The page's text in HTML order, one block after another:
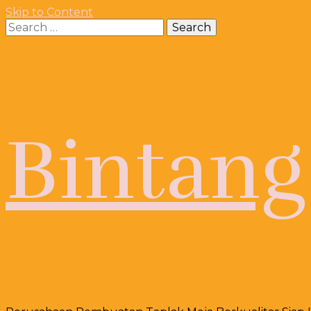
Skip to Content
Search
for:
Bintang